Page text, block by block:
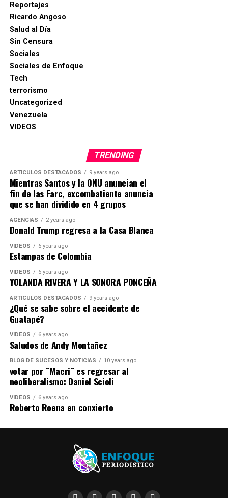
Reportajes
Ricardo Angoso
Salud al Día
Sin Censura
Sociales
Sociales de Enfoque
Tech
terrorismo
Uncategorized
Venezuela
VIDEOS
TRENDING
ARTICULOS DESTACADOS 9 years ago
Mientras Santos y la ONU anuncian el
fin de las Farc, excombatiente anuncia
que se han dividido en 4 grupos
AGENCIAS 2 years ago
Donald Trump regresa a la Casa Blanca
VIDEOS 6 years ago
Estampas de Colombia
VIDEOS 6 years ago
YOLANDA RIVERA Y LA SONORA PONCEÑA
ARTICULOS DESTACADOS 9 years ago
¿Qué se sabe sobre el accidente de
Guatapé?
VIDEOS 6 years ago
Saludos de Andy Montañez
BLOG DE SUCESOS Y NOTICIAS 10 years ago
votar por ¨Macri¨ es regresar al
neoliberalismo: Daniel Scioli
VIDEOS 6 years ago
Roberto Roena en conxierto